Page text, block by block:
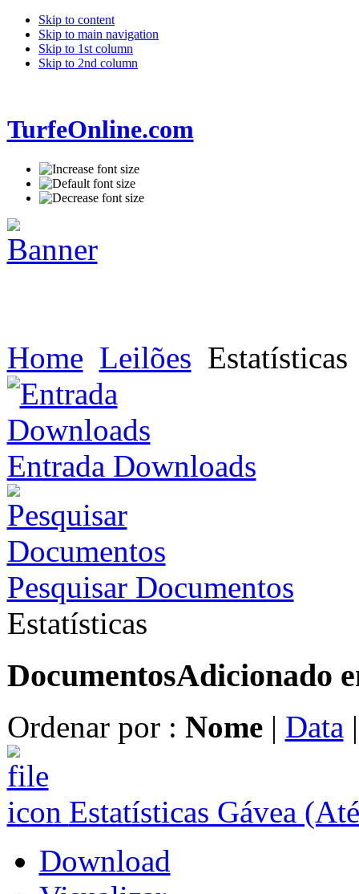
Skip to content
Skip to main navigation
Skip to 1st column
Skip to 2nd column
TurfeOnline.com
Home Leilões Estatísticas
Entrada Downloads
Pesquisar Documentos
Estatísticas
DocumentosAdicionado
Ordenar por : Nome | Data
Estatísticas Gávea
Download